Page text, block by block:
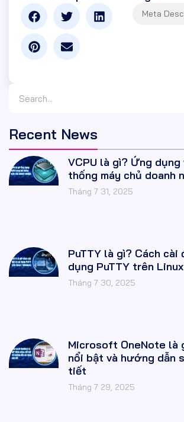
Recent News
VCPU là gì? Ứng dụng
thống máy chủ doanh
Tháng 7 31, 2025
PuTTY là gì? Cách cài
dụng PuTTY trên
Tháng 7 30, 2025
Microsoft OneNote là
nổi bật và hướng dẫn
tiết
Tháng 7 29, 2025